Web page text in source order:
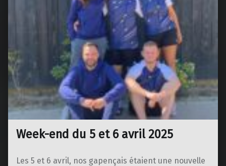
Week-end du 5 et 6 avril 2025
Les 5 et 6 avril, nos gapençais étaient une nouvelle